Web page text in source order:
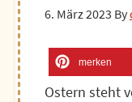
6. März 2023 By
merken
Ostern steht